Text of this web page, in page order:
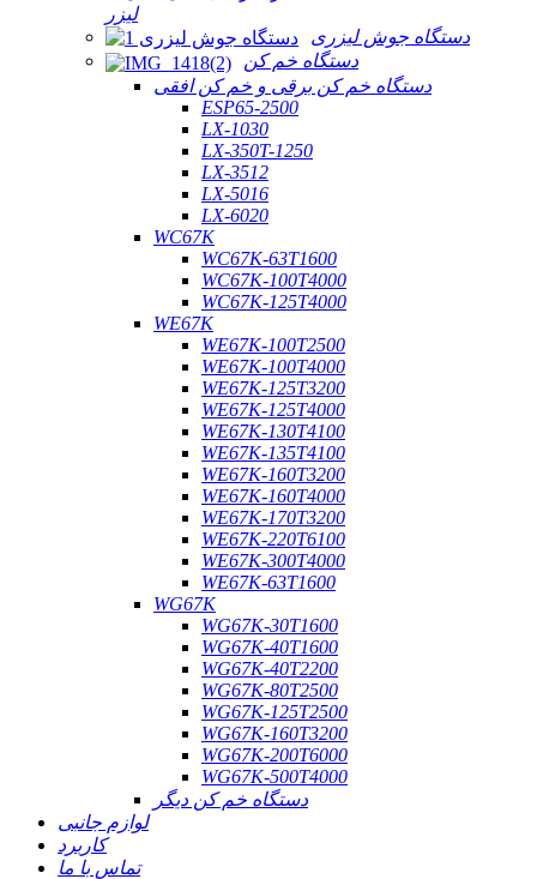
لیزر
دستگاه جوش لیزری
دستگاه خم کن
دستگاه خم کن برقی و خم کن افقی
ESP65-2500
LX-1030
LX-350T-1250
LX-3512
LX-5016
LX-6020
WC67K
WC67K-63T1600
WC67K-100T4000
WC67K-125T4000
WE67K
WE67K-100T2500
WE67K-100T4000
WE67K-125T3200
WE67K-125T4000
WE67K-130T4100
WE67K-135T4100
WE67K-160T3200
WE67K-160T4000
WE67K-170T3200
WE67K-220T6100
WE67K-300T4000
WE67K-63T1600
WG67K
WG67K-30T1600
WG67K-40T1600
WG67K-40T2200
WG67K-80T2500
WG67K-125T2500
WG67K-160T3200
WG67K-200T6000
WG67K-500T4000
دستگاه خم کن دیگر
لوازم جانبی
کاربرد
تماس با ما